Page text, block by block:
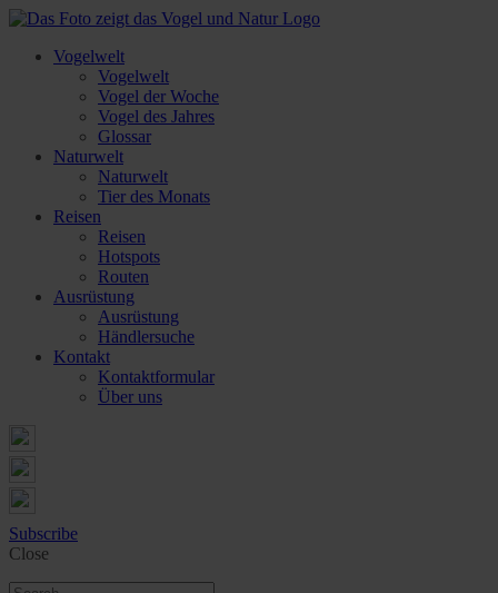
Vogelwelt
Vogelwelt
Vogel der Woche
Vogel des Jahres
Glossar
Naturwelt
Naturwelt
Tier des Monats
Reisen
Reisen
Hotspots
Routen
Ausrüstung
Ausrüstung
Händlersuche
Kontakt
Kontaktformular
Über uns
Subscribe
Close